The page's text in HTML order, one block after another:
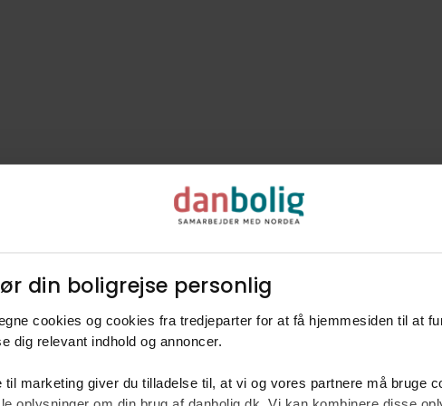
din boligrejse personlig​
cookies og cookies fra tredjeparter for at få hjemmesiden til at
dig relevant indhold og annoncer.​
marketing giver du tilladelse til, at vi og vores partnere må bruge
1 39%